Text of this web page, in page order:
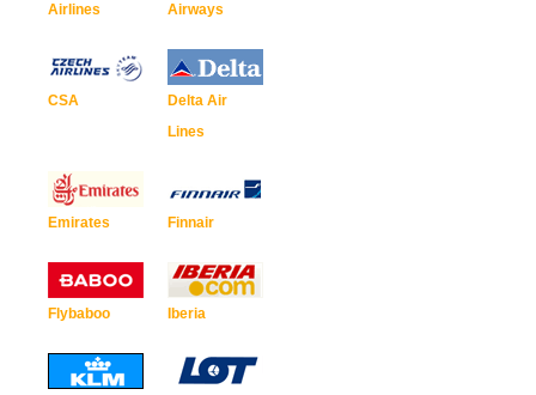
Airlines
Airways
CSA
Delta Air
Lines
Emirates Finnair
Flybaboo Iberia